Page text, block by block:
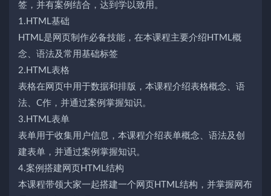
签，并有案例结合，达到学以致用。
1.HTML基础
HTML是网页制作必备技能，在本课程主要介绍HTML概
念、语法及常用基础标签
2.HTML表格
表格在网页中用于数据和排版，本课程介绍表格概念、语
法、C作，并通过案例掌握知识。
3.HTML表单
表单用于收集用户信息，本课程介绍表单概念、语法及创
建表单，并通过案例掌握知识。
4.案例搭建网页HTML结构
本课程带领大家一起搭建一个网页HTML结构，并掌握网布